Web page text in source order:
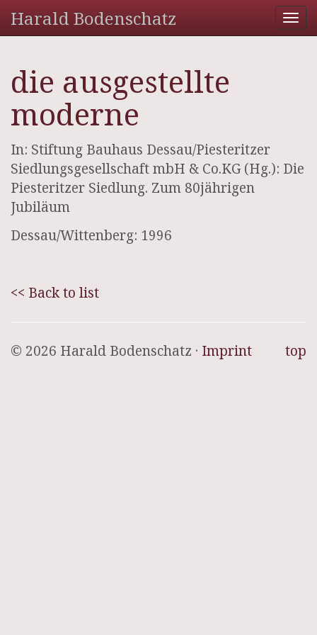
Harald Bodenschatz
die ausgestellte
moderne
In: Stiftung Bauhaus Dessau/Piesteritzer
Siedlungsgesellschaft mbH & Co.KG (Hg.): Die
Piesteritzer Siedlung. Zum 80jährigen
Jubiläum
Dessau/Wittenberg: 1996
<< Back to list
top
© 2026 Harald Bodenschatz · Imprint